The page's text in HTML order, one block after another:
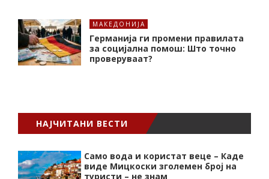
МАКЕДОНИЈА
Германија ги промени правилата
за социјална помош: Што точно
проверуваат?
НАЈЧИТАНИ ВЕСТИ
Само вода и користат веце – Каде
виде Мицкоски зголемен број на
туристи – не знам